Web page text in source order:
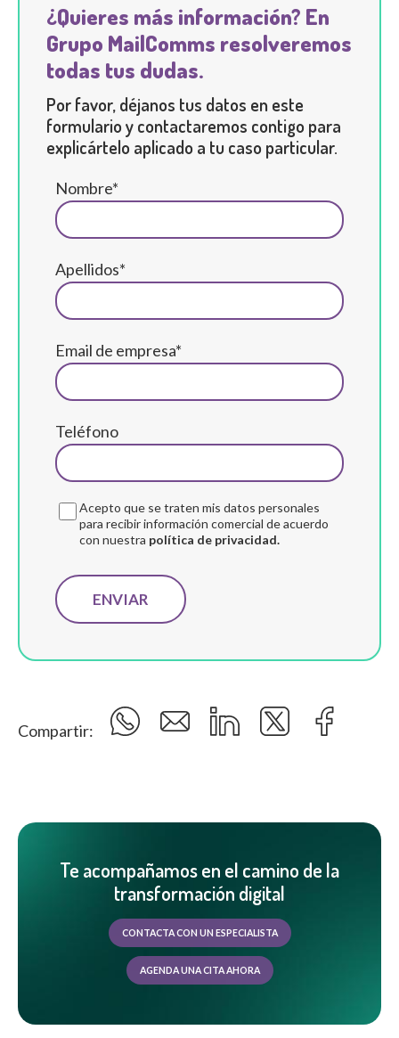
¿Quieres más información? En
Grupo MailComms resolveremos
todas tus dudas.
Por favor, déjanos tus datos en este
formulario y contactaremos contigo para
explicártelo aplicado a tu caso particular.
Nombre*
Apellidos*
Email de empresa*
Teléfono
Acepto que se traten mis datos personales
para recibir información comercial de acuerdo
con nuestra política de privacidad.
Compartir:
Te acompañamos en el camino de la
transformación digital
CONTACTA CON UN ESPECIALISTA
AGENDA UNA CITA AHORA